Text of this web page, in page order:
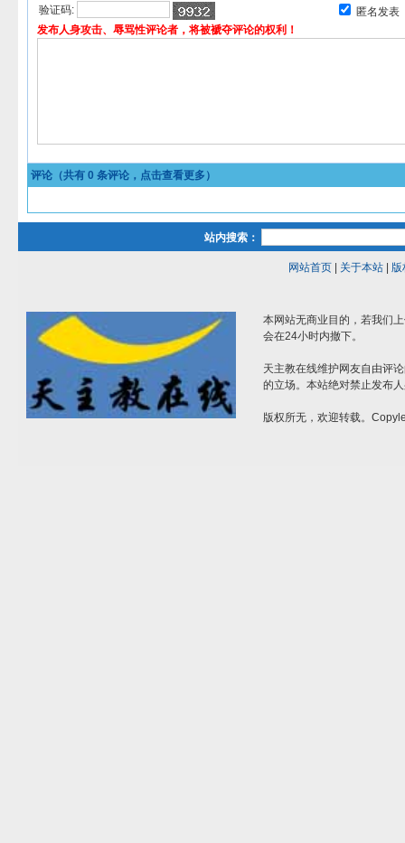
验证码:
匿名发表
发布人身攻击、辱骂性评论者，将被褫夺评论的权利！
评论（共有 0 条评论，点击查看更多）
站内搜索：
网站首页| 关于本站| 版
本网站无商业目的，若我们
会在24小时内撤下。
天主教在线维护网友自由评
的立场。本站绝对禁止发布
版权所无，欢迎转载。